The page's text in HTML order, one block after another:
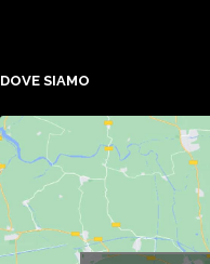
DOVE SIAMO